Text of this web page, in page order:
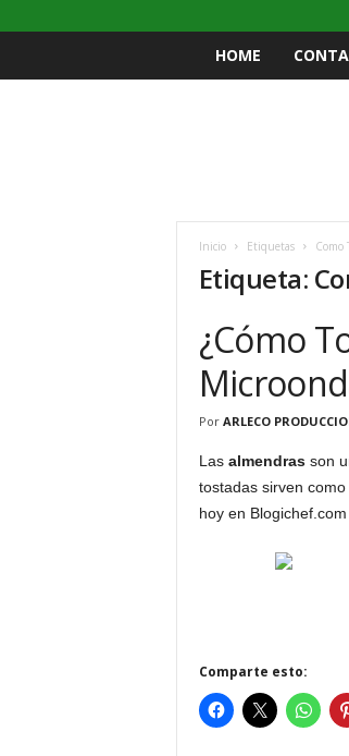
HOME
Inicio Etiquetas Como
Etiqueta:
¿Cómo
Por ARLECO
Las almendrasson
tostadas sirven
hoy en
Comparte esto: